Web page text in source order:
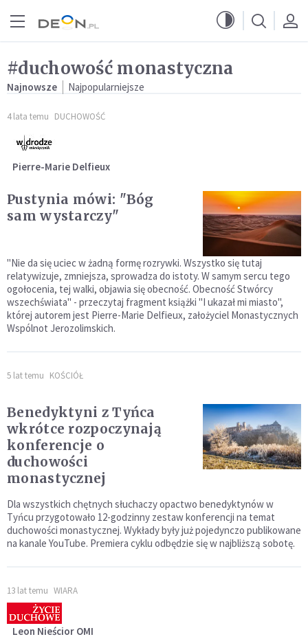
#duchowość monastyczna
Najnowsze Najpopularniejsze
4 lata temu DUCHOWOŚĆ
Pierre-Marie Delfieux
Pustynia mówi: "Bóg
sam wystarczy"
"Nie da się uciec w żadną formę rozrywki. Wszystko się tutaj
relatywizuje, zmniejsza, sprowadza do istoty. W samym sercu tego
ogołocenia, tej walki, objawia się obecność. Obecność Stwórcy
wszechświata" - przeczytaj fragment książki "I ukazał mi miasto",
której autorem jest Pierre-Marie Delfieux, założyciel Monastycznych
Wspólnot Jerozolimskich.
5 lat temu KOŚCIÓŁ
Benedyktyni z Tyńca
wkrótce rozpoczynają
konferencje o
duchowości
monastycznej
Dla wszystkich chętnych słuchaczy opactwo benedyktynów w
Tyńcu przygotowało 12-godzinny zestaw konferencji na temat
duchowości monastycznej. Wykłady były już pojedynczo publikowane
na kanale YouTube. Premiera cyklu odbędzie się w najbliższą sobotę.
13 lat temu WIARA
Leon Nieścior OMI